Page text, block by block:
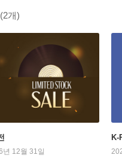
(2개)
12월 31일
K-